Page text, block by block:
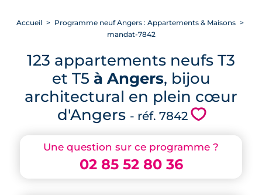
Une question sur ce programme ?
02 85 52 80 36
Accueil
Programme neuf Angers : Appartements & Maisons
mandat-7842
123 appartements neufs T3
et T5 à Angers, bijou
architectural en plein cœur
d'Angers - réf. 7842 💗